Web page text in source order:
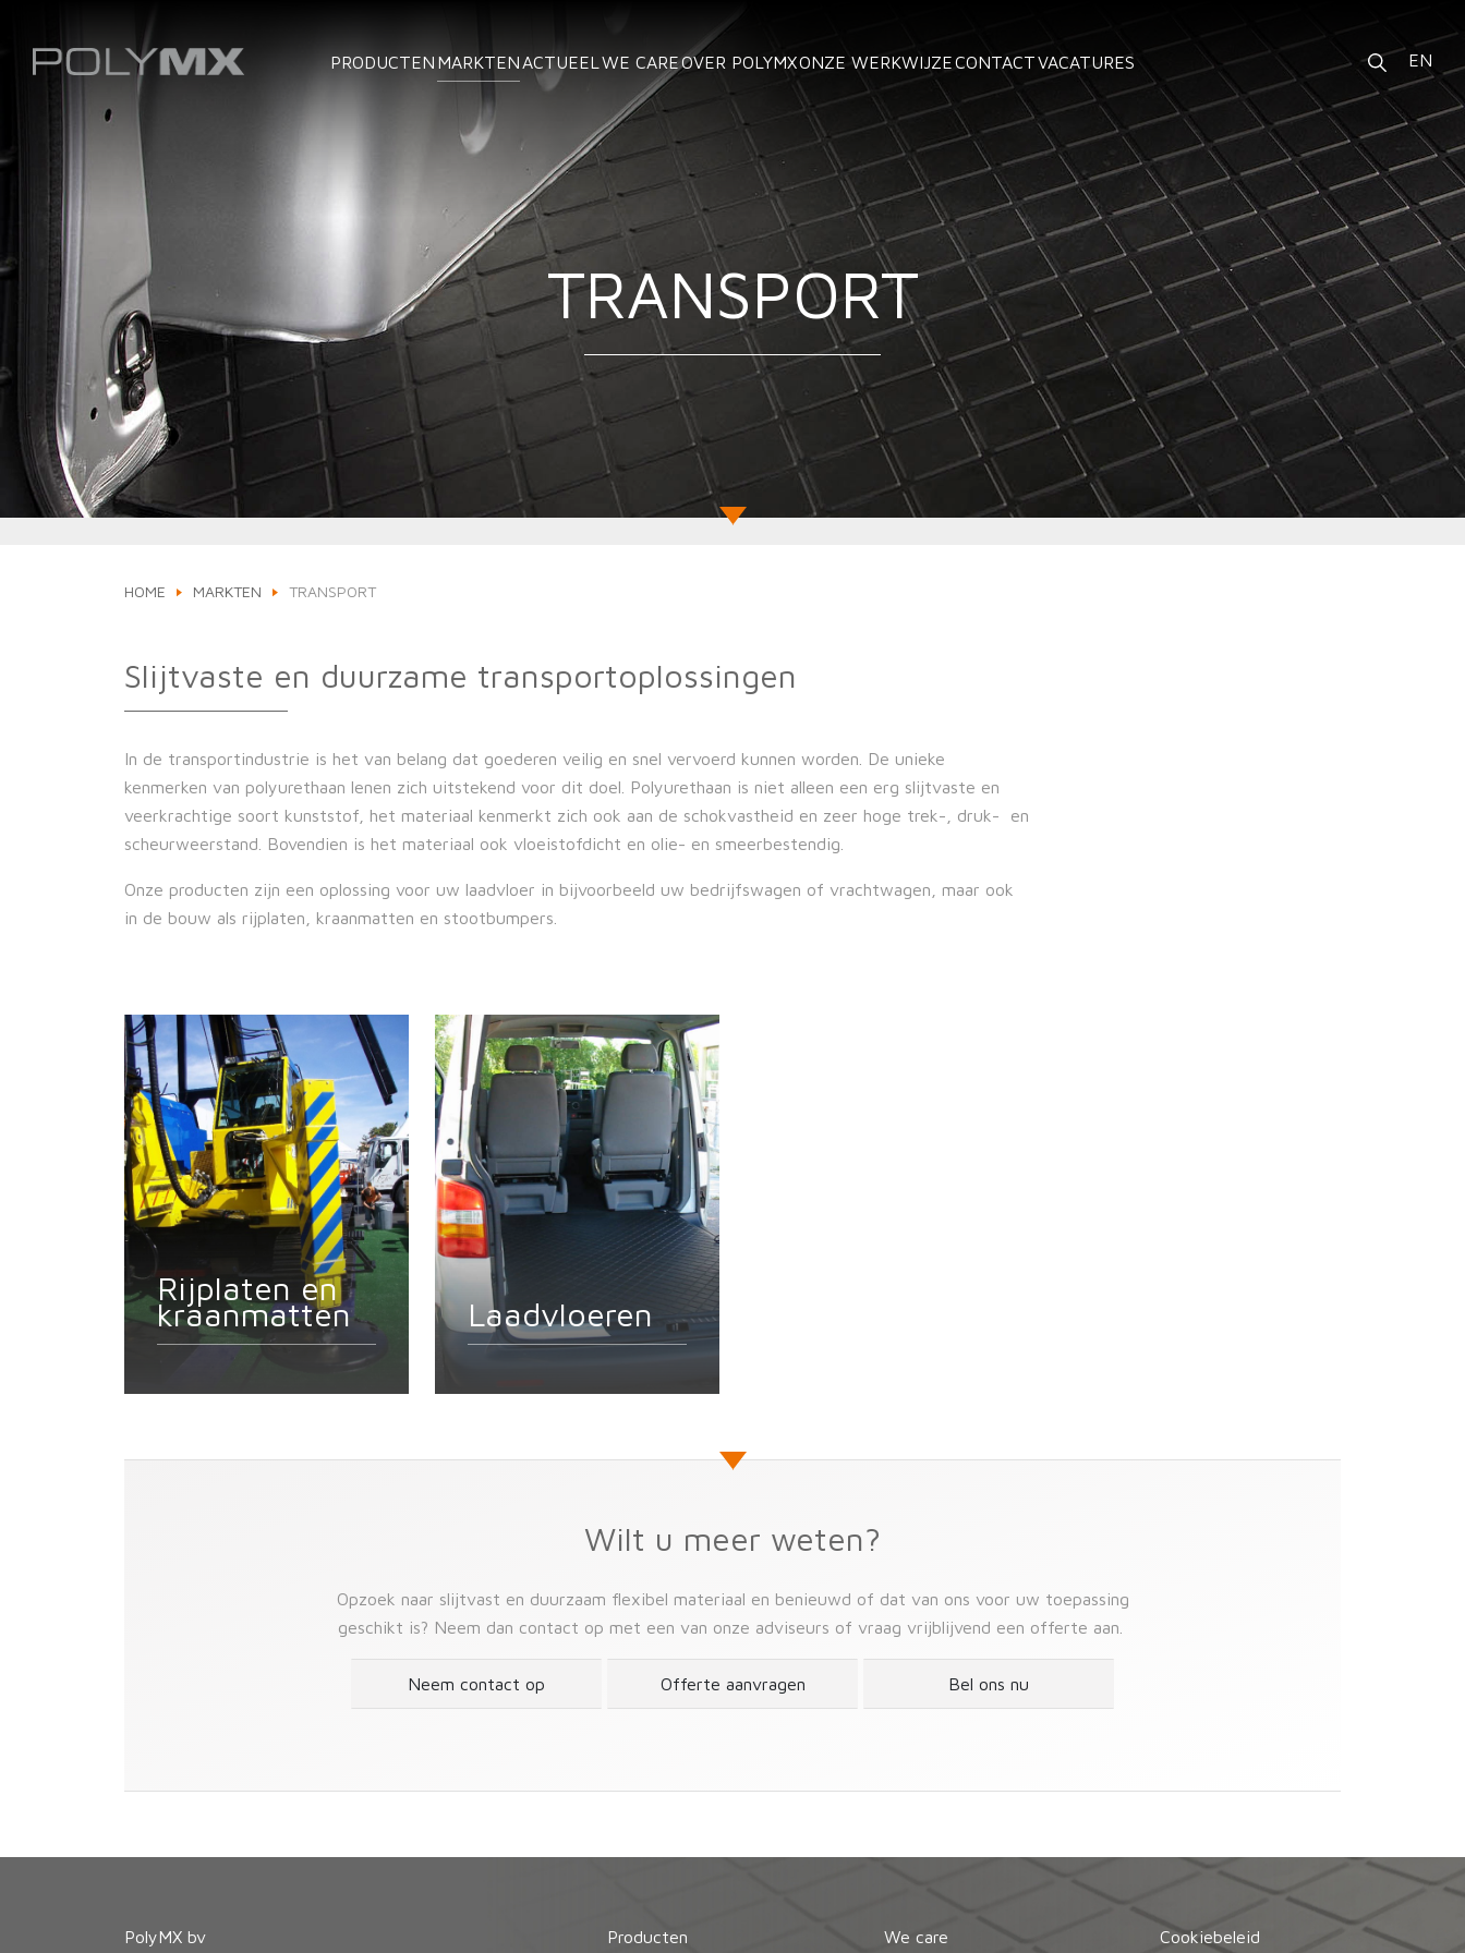
PRODUCTEN MARKTEN ACTUEEL WE CAREOVER POLYMXONZE WERKWIJZECONTACTVACATURES EN
TRANSPORT
HOME MARKTEN TRANSPORT
Slijtvaste en duurzame transportoplossingen
In de transportindustrie is het van belang dat goederen veilig en snel vervoerd kunnen worden. De unieke
kenmerken van polyurethaan lenen zich uitstekend voor dit doel. Polyurethaan is niet alleen een erg slijtvaste en
veerkrachtige soort kunststof, het materiaal kenmerkt zich ook aan de schokvastheid en zeer hoge trek-, druk- en
scheurweerstand. Bovendien is het materiaal ook vloeistofdicht en olie- en smeerbestendig.
Onze producten zijn een oplossing voor uw laadvloer in bijvoorbeeld uw bedrijfswagen of vrachtwagen, maar ook
in de bouw als rijplaten, kraanmatten en stootbumpers.
Rijplaten en
kraanmatten Laadvloeren
Wilt u meer weten?
Opzoek naar slijtvast en duurzaam flexibel materiaal en benieuwd of dat van ons voor uw toepassing
geschikt is? Neem dan contact op met een van onze adviseurs of vraag vrijblijvend een offerte aan.
Neem contact op Offerte aanvragen Bel ons nu
PolyMX bv Producten We care Cookiebeleid